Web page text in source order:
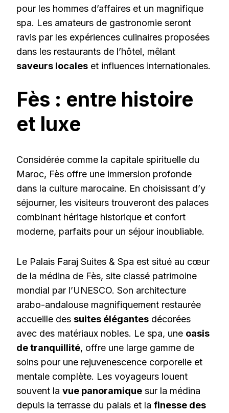
pour les hommes d’affaires et un magnifique
spa. Les amateurs de gastronomie seront
ravis par les expériences culinaires proposées
dans les restaurants de l’hôtel, mêlant
saveurs locales et influences internationales.
Fès : entre histoire
et luxe
Considérée comme la capitale spirituelle du
Maroc, Fès offre une immersion profonde
dans la culture marocaine. En choisissant d’y
séjourner, les visiteurs trouveront des palaces
combinant héritage historique et confort
moderne, parfaits pour un séjour inoubliable.
Le Palais Faraj Suites & Spa est situé au cœur
de la médina de Fès, site classé patrimoine
mondial par l’UNESCO. Son architecture
arabo-andalouse magnifiquement restaurée
accueille des suites élégantes décorées
avec des matériaux nobles. Le spa, une oasis
de tranquillité, offre une large gamme de
soins pour une rejuvenescence corporelle et
mentale complète. Les voyageurs louent
souvent la vue panoramique sur la médina
depuis la terrasse du palais et la finesse des